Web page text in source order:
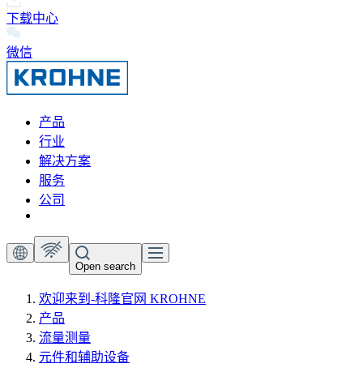
下载中心
微信
产品
行业
解决方案
服务
公司
Open search
欢迎来到-科隆官网 KROHNE
产品
流量测量
元件和辅助设备